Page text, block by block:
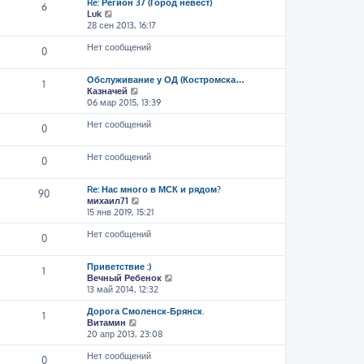
6
Re: Регион 37 (Город невест)
Luk
е
р
е
т
и
к
п
о
с
е
д
м
у
с
о
щ
е
н
и
ю
28 сен 2013, 16:17
0 Нет сообщений
1
Обслуживание у ОД (Костромска…
Казначей
е
р
е
т
и
п
о
л
е
д
м
у
с
о
б
щ
е
06 мар 2015, 13:39
0 Нет сообщений
0 Нет сообщений
90
Re: Нас много в МСК и рядом?
михаил71
е
р
е
т
и
к
п
о
с
е
д
н
15 янв 2019, 15:21
0 Нет сообщений
1
Приветствие :)
Вечный Ребенок
р
е
и
13 май 2014, 12:32
1
Дорога Смоленск-Брянск.
Витамин
е
р
е
20 апр 2013, 23:08
0 Нет сообщений